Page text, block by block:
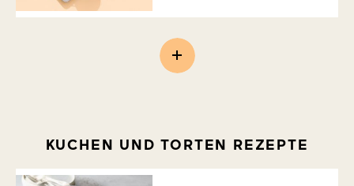
KUCHEN UND TORTEN REZEPTE